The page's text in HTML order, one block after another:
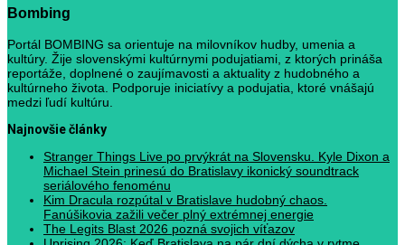
Bombing
Portál BOMBING sa orientuje na milovníkov hudby, umenia a
kultúry. Žije slovenskými kultúrnymi podujatiami, z ktorých prináša
reportáže, doplnené o zaujímavosti a aktuality z hudobného a
kultúrneho života. Podporuje iniciatívy a podujatia, ktoré vnášajú
medzi ľudí kultúru.
Najnovšie články
Stranger Things Live po prvýkrát na Slovensku. Kyle Dixon a
Michael Stein prinesú do Bratislavy ikonický soundtrack
seriálového fenoménu
Kim Dracula rozpútal v Bratislave hudobný chaos.
Fanúšikovia zažili večer plný extrémnej energie
The Legits Blast 2026 pozná svojich víťazov